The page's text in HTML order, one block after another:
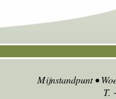
Mijnstandpunt •
T.